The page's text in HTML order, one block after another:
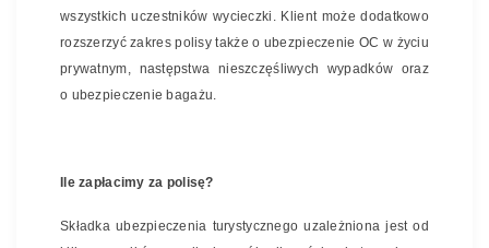
wszystkich uczestników wycieczki. Klient może dodatkowo
rozszerzyć zakres polisy także o ubezpieczenie OC w życiu
prywatnym, następstwa nieszczęśliwych wypadków oraz
o ubezpieczenie bagażu.
Ile zapłacimy za polisę?
Składka ubezpieczenia turystycznego uzależniona jest od